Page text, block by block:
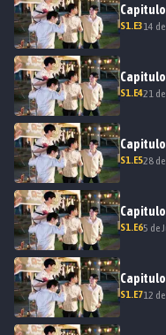
Capitulo
S1.E314
S1.E421
Capitulo
S1.E528
Capitulo
S1.E65 de
Capitulo
S1.E712